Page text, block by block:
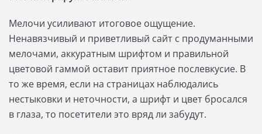
Мелочи усиливают итоговое ощущение.
Ненавязчивый и приветливый сайт с продуманными
мелочами, аккуратным шрифтом и правильной
цветовой гаммой оставит приятное послевкусие. В
то же время, если на страницах наблюдались
нестыковки и неточности, а шрифт и цвет бросался
в глаза, то посетители это вряд ли забудут.